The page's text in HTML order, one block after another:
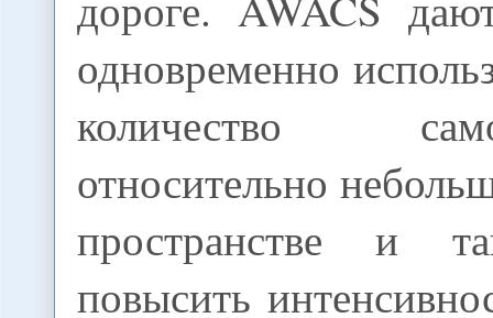
одновременно
количество
относительно
пространстве и
повысить